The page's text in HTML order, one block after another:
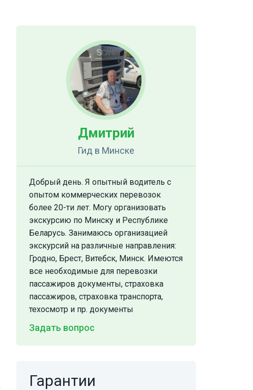
Дмитрий
Гид в Минске
Добрый день. Я опытный водитель с
опытом коммерческих перевозок
более 20-ти лет. Могу организовать
экскурсию по Минску и Республике
Беларусь. Занимаюсь организацией
экскурсий на различные направления:
Гродно, Брест, Витебск, Минск. Имеются
все необходимые для перевозки
пассажиров документы, страховка
пассажиров, страховка транспорта,
техосмотр и пр. документы
Задать вопрос
Гарантии